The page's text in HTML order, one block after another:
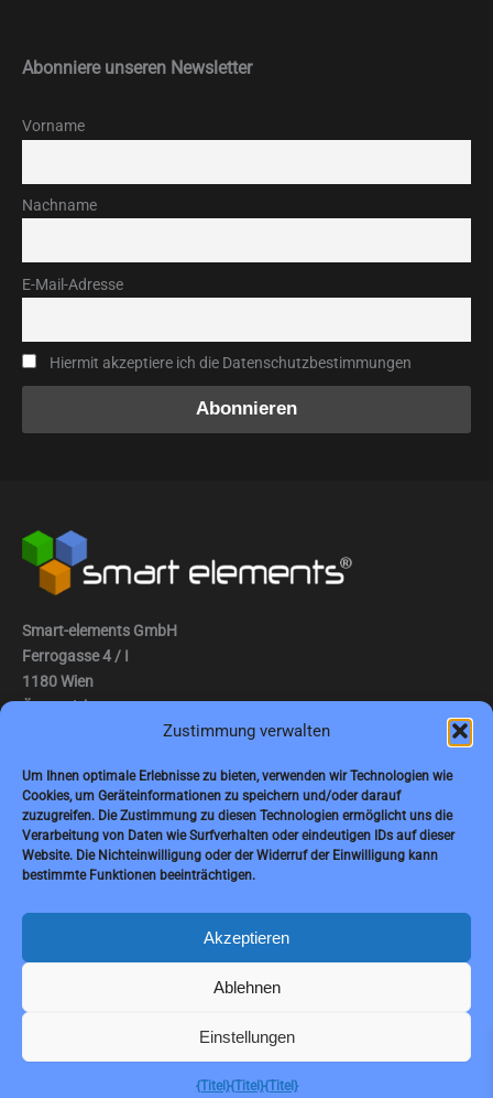
Zustimmung verwalten
Um Ihnen optimale Erlebnisse zu bieten, verwenden wir Technologien wie
Cookies, um Geräteinformationen zu speichern und/oder darauf
zuzugreifen. Die Zustimmung zu diesen Technologien ermöglicht uns die
Verarbeitung von Daten wie Surfverhalten oder eindeutigen IDs auf dieser
Website. Die Nichteinwilligung oder der Widerruf der Einwilligung kann
bestimmte Funktionen beeinträchtigen.
Akzeptieren
Ablehnen
Einstellungen
{Titel}{Titel}{Titel}
Abonniere unseren Newsletter
Vorname
Nachname
E-Mail-Adresse
Hiermit akzeptiere ich die Datenschutzbestimmungen
Smart-elements GmbH
Ferrogasse 4 / I
1180 Wien
Österreich
Fax: (0043) 1 2936882 -15
E-Mail:jbauer@smart-elements.com
Geschäftsführer: Mag. Jürgen Bauer
Copyright © 2026 Smart-Elements